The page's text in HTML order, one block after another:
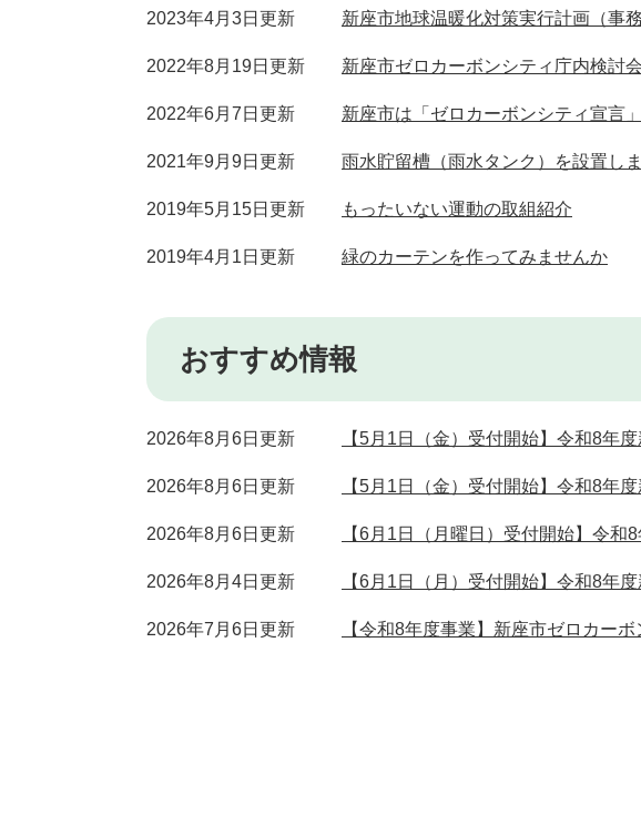
2023年4月3日更新 新座市地球温暖化対策実行計画（事
2022年8月19日更新 新座市ゼロカーボンシティ庁内検討
2022年6月7日更新 新座市は「ゼロカーボンシティ宣言
2021年9月9日更新 雨水貯留槽（雨水タンク）を設置し
2019年5月15日更新 もったいない運動の取組紹介
2019年4月1日更新 緑のカーテンを作ってみませんか
おすすめ情報
2026年8月6日更新 【5月1日（金）受付開始】令和8年
2026年8月6日更新 【5月1日（金）受付開始】令和8年
2026年8月6日更新 【6月1日（月曜日）受付開始】令
2026年8月4日更新 【6月1日（月）受付開始】令和8年
2026年7月6日更新 【令和8年度事業】新座市ゼロカー